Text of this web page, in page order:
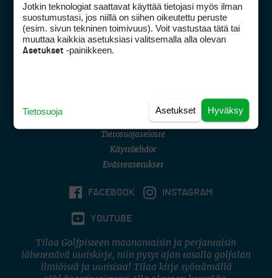
Golfpisteen yhteystiedot
DSA avoimuusraportti
Asiakaspalvelu
(digi) digi@otavamedia.fi
Tietosuojaseloste
Käyttöehdot
Evästeasetukset
FACEBOOK INSTAGRAM
YOUTUBE
Tilaa Golfpisteen maanantaisin ja perjantaisin
lähetettävä uutiskirje, niin pysyt ajan tasalla golfalan
ilmiöistä ja uutisista! Tilaa kirje syöttämällä
Jotkin teknologiat saattavat käyttää tietojasi myös ilman
suostumustasi, jos niillä on siihen oikeutettu peruste
(esim. sivun tekninen toimivuus). Voit vastustaa tätä tai
muuttaa kaikkia asetuksiasi valitsemalla alla olevan
Asetukset -painikkeen.
Hyväksy
Asetukset
Tietosuoja